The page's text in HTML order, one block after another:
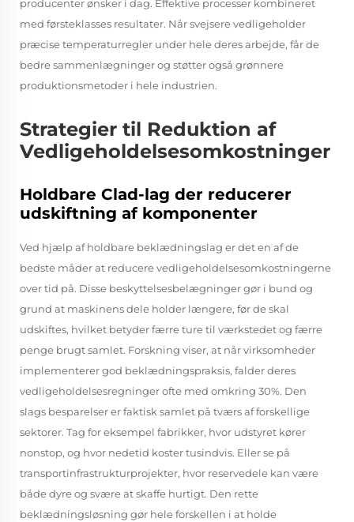
producenter ønsker i dag. Effektive processer kombineret
med førsteklasses resultater. Når svejsere vedligeholder
præcise temperaturregler under hele deres arbejde, får de
bedre sammenlægninger og støtter også grønnere
produktionsmetoder i hele industrien.
Strategier til Reduktion af
Vedligeholdelsesomkostninger
Holdbare Clad-lag der reducerer
udskiftning af komponenter
Ved hjælp af holdbare beklædningslag er det en af de
bedste måder at reducere vedligeholdelsesomkostningerne
over tid på. Disse beskyttelsesbelægninger gør i bund og
grund at maskinens dele holder længere, før de skal
udskiftes, hvilket betyder færre ture til værkstedet og færre
penge brugt samlet. Forskning viser, at når virksomheder
implementerer god beklædningspraksis, falder deres
vedligeholdelsesregninger ofte med omkring 30%. Den
slags besparelser er faktisk samlet på tværs af forskellige
sektorer. Tag for eksempel fabrikker, hvor udstyret kører
nonstop, og hvor nedetid koster tusindvis. Eller se på
transportinfrastrukturprojekter, hvor reservedele kan være
både dyre og svære at skaffe hurtigt. Den rette
beklædningsløsning gør hele forskellen i at holde